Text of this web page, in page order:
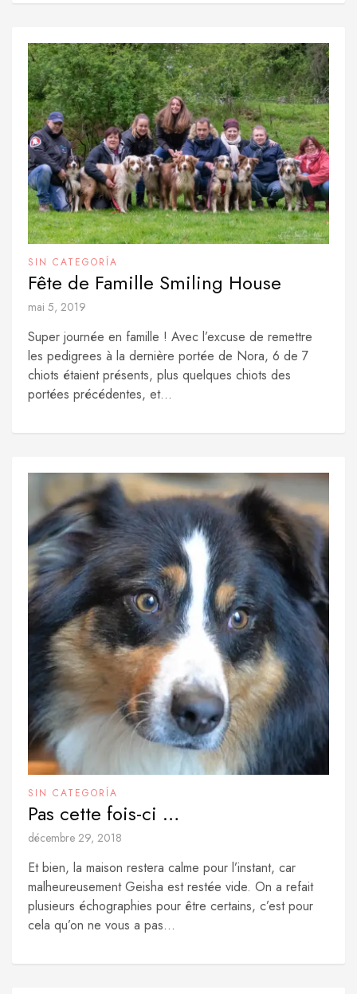
SIN CATEGORÍA
Fête de Famille Smiling House
mai 5, 2019
Super journée en famille ! Avec l’excuse de remettre
les pedigrees à la dernière portée de Nora, 6 de 7
chiots étaient présents, plus quelques chiots des
portées précédentes, et...
SIN CATEGORÍA
Pas cette fois-ci …
décembre 29, 2018
Et bien, la maison restera calme pour l’instant, car
malheureusement Geisha est restée vide. On a refait
plusieurs échographies pour être certains, c’est pour
cela qu’on ne vous a pas...